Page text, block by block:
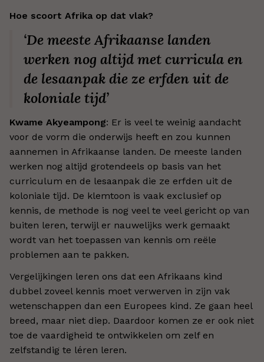
Hoe scoort Afrika op dat vlak?
‘De meeste Afrikaanse landen
werken nog altijd met curricula en
de lesaanpak die ze erfden uit de
koloniale tijd’
Kwame Akyeampong: Er is veel te weinig aandacht
voor de vorm die onderwijs heeft en zou kunnen
aannemen in Afrikaanse landen. De meeste landen
werken nog altijd grotendeels op basis van het
curriculum en de lesaanpak die ze erfden uit de
koloniale tijd. De klemtoon is vaak exclusief op
kennis, de methode is nog veel te veel gericht op van
buiten leren, terwijl er nauwelijks werk gemaakt
wordt van het toepassen van kennis om reële
problemen aan te pakken.
Vergelijkingen leren ons dat een Afrikaans kind
dubbel zoveel kennis moet verwerven in zijn vak
wetenschappen dan een Europees kind. Ze gaan heel
breed, maar niet diep. Daardoor komen ze er ook niet
toe de vaardigheid te ontwikkelen om zelf en
zelfstandig te léren leren.